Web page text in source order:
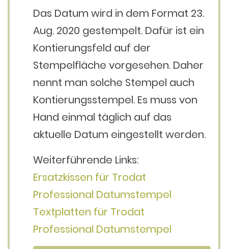
Das Datum wird in dem Format 23.
Aug. 2020 gestempelt. Dafür ist ein
Kontierungsfeld auf der
Stempelfläche vorgesehen. Daher
nennt man solche Stempel auch
Kontierungsstempel. Es muss von
Hand einmal täglich auf das
aktuelle Datum eingestellt werden.
Weiterführende Links:
Ersatzkissen für Trodat
Professional Datumstempel
Textplatten für Trodat
Professional Datumstempel